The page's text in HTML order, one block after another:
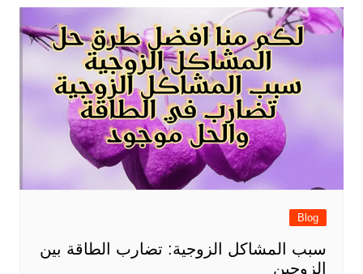
Blog
سبب المشاكل الزوجية: تضارب الطاقة بين
الزوجين